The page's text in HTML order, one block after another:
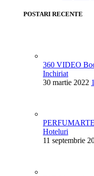
POSTARI RECENTE
360 VIDEO
Inchiriat
30 martie 2022
Hoteluri
11 septembrie